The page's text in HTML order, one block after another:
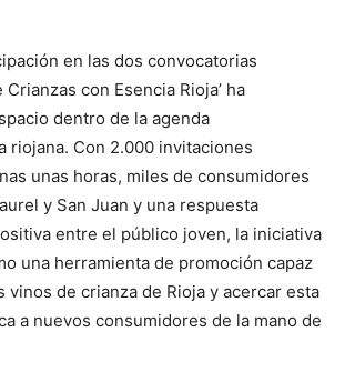
en las dos convocatorias
Crianzas con Esencia Rioja’ ha
dentro de la agenda
riojana. Con 2.000 invitaciones
unas horas, miles de consumidores
y San Juan y una respuesta
entre el público joven, la iniciativa
una herramienta de promoción capaz
vinos de crianza de Rioja y acercar esta
a nuevos consumidores de la mano de